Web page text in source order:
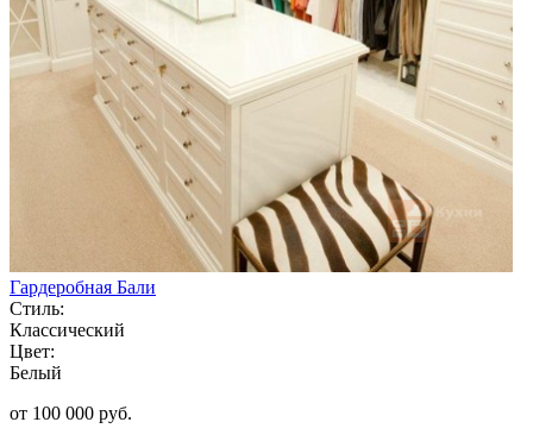
Гардеробная Бали
Стиль:
Классический
Цвет:
Белый
от 100 000 руб.